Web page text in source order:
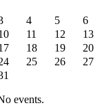
4 5 6
11 12 13
18 19 20
25 26 27
events.